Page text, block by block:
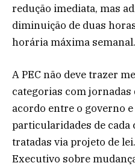
redução imediata, mas
diminuição de duas
horária máxima semanal.
A PEC não deve trazer
categorias com jornadas
acordo entre o governo
particularidades de cada
tratadas via projeto de
Executivo sobre